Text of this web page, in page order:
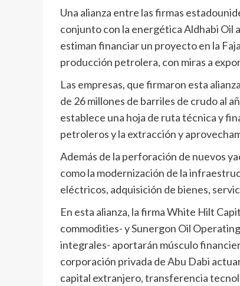
Una alianza entre las firmas
conjunto con la energética Aldhabi Oil
estiman financiar un proyecto en la
producción petrolera, con miras a
Las empresas, que firmaron esta
de 26 millones de barriles de crudo al
establece una hoja de ruta técnica y
petroleros y la extracción y
Además de la perforación de nuevos
como la modernización de la
eléctricos, adquisición de bienes,
En esta alianza, la firma White Hilt
commodities- y Sunergon Oil
integrales- aportarán músculo
corporación privada de Abu Dabi
capital extranjero, transferencia